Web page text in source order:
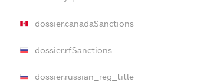
dossier.canadaSanctions
dossier.rfSanctions
dossier.russian_reg_title